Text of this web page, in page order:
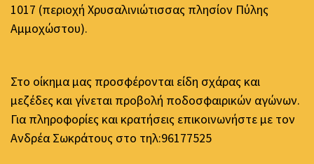
1017 (περιοχή Χρυσαλινιώτισσας πλησίον Πύλης
Αμμοχώστου).
Στο οίκημα μας προσφέρονται είδη σχάρας και
μεζέδες και γίνεται προβολή ποδοσφαιρικών αγώνων.
Για πληροφορίες και κρατήσεις επικοινωνήστε με τον
Ανδρέα Σωκράτους στο τηλ:96177525